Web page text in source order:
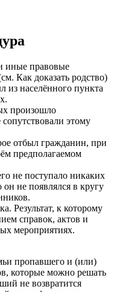
иные правовые
Как доказать родство)
из населённого пункта
произошло
этому
отбыл гражданин, при
предполагаемом
не поступало никаких
он не появлялся в кругу
Результат, к которому
справок, актов и
мероприятиях.
пропавшего и (или)
которые можно решать
не возвратится